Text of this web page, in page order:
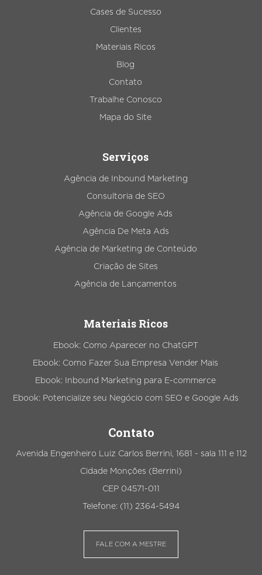
Cases de Sucesso
Clientes
Materiais Ricos
Blog
Contato
Trabalhe Conosco
Mapa do Site
Serviços
Agência de Inbound Marketing
Consultoria de SEO
Agência de Google Ads
Agência De Meta Ads
Agência de Marketing de Conteúdo
Criação de Sites
Agência de Lançamentos
Materiais Ricos
Ebook: Como Aparecer no ChatGPT
Ebook: Como Fazer Sua Empresa Vender Mais
Ebook: Inbound Marketing para E-commerce
Ebook: Potencialize seu Negócio com SEO e Google Ads
Contato
Avenida Engenheiro Luiz Carlos Berrini, 1681 - sala 111 e 112
Cidade Monções (Berrini)
CEP 04571-011
Telefone: (11) 2364-5494
FALE COM A MESTRE